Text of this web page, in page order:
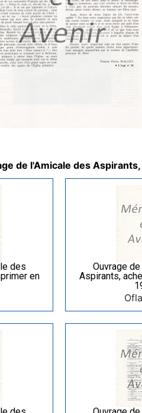
de l'Amicale des
des
en
Ouvrage
Aspirants,